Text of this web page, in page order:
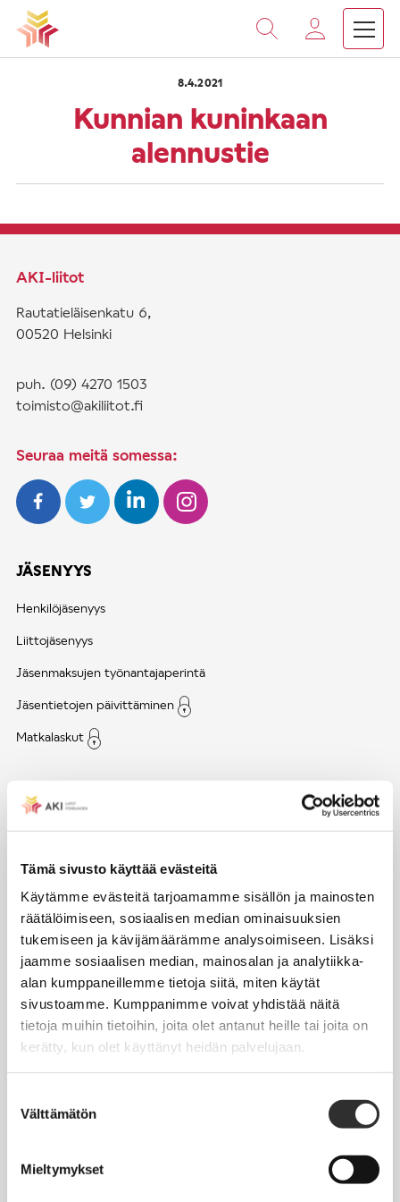
Tämä sivusto käyttää evästeitä
Käytämme evästeitä tarjoamamme sisällön ja mainosten
räätälöimiseen, sosiaalisen median ominaisuuksien
tukemiseen ja kävijämäärämme analysoimiseen. Lisäksi
jaamme sosiaalisen median, mainosalan ja analytiikka-
alan kumppaneillemme tietoja siitä, miten käytät
sivustoamme. Kumppanimme voivat yhdistää näitä
tietoja muihin tietoihin, joita olet antanut heille tai joita on
kerätty, kun olet käyttänyt heidän palvelujaan.
valinta
Välttämätön
Mieltymykset
Vieritä
sisältöön
Etusivu Kunnian kuninkaan alennustie
8.4.2021
Kunnian kuninkaan
alennustie
AKI-liitot
Rautatieläisenkatu 6,
00520 Helsinki
puh. (09) 4270 1503
toimisto@akiliitot.fi
Seuraa meitä somessa:
JÄSENYYS
Henkilöjäsenyys
Liittojäsenyys
Jäsenmaksujen työnantajaperintä
Jäsentietojen päivittäminen
Matkalaskut
AJANKOHTAISTA
Uutiset
Blogit
Crux-lehti
JOBI
TYÖELÄMÄOPAS
Työnhaku
Työsuhde ja virkasuhde
virkaehtosopimukset